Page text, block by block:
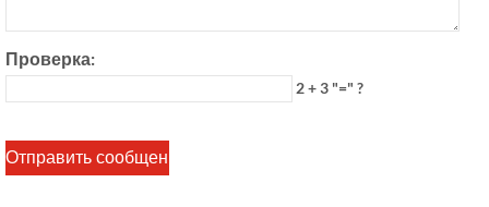
Проверка:
2 + 3 "=" ?